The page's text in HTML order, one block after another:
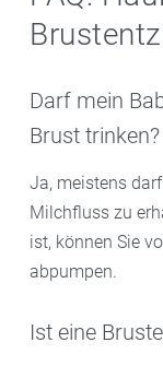
Darf mein
Brust trinken?
Ja, meistens
Milchfluss zu
ist, können Sie
abpumpen.
Ist eine